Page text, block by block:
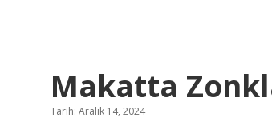
Makatta
Tarih: Aralık 14, 2024